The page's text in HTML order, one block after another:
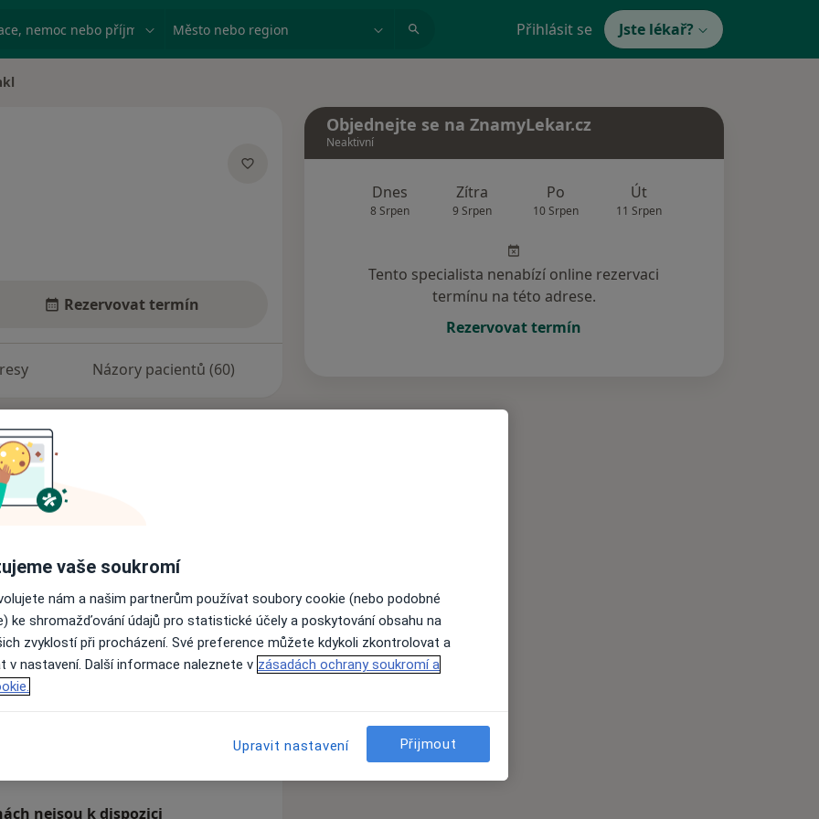
nemoc nebo příjmení Město nebo region Přihlásit se Jste lékař?
Rezervovat termín
Názory pacientů (60)
2001 Chirurgické odd. Nemocnice
2002 - 2005 Chirurgické odd.
chirurgická ambulance,
chirurgickém odd. Specializuji se
praskliny apod.), na chirurgii
apod.), operace v režimu
žíly apod.).
nejsou k dispozici
Objednejte se na ZnamyLekar.cz
Neaktivní
Dnes
8 Srpen
Zítra
9 Srpen
Po
10 Srpen
Út
11 Srpen
Tento specialista nenabízí online rezervaci
termínu na této adrese.
Rezervovat termín
vaše soukromí
nám a našim partnerům používat soubory cookie (nebo podobné
ke shromažďování údajů pro statistické účely a poskytování obsahu na
zvyklostí při procházení. Své preference můžete kdykoli zkontrolovat a
v nastavení. Další informace naleznete v zásadách ochrany soukromí a
Upravit nastavení Přijmout